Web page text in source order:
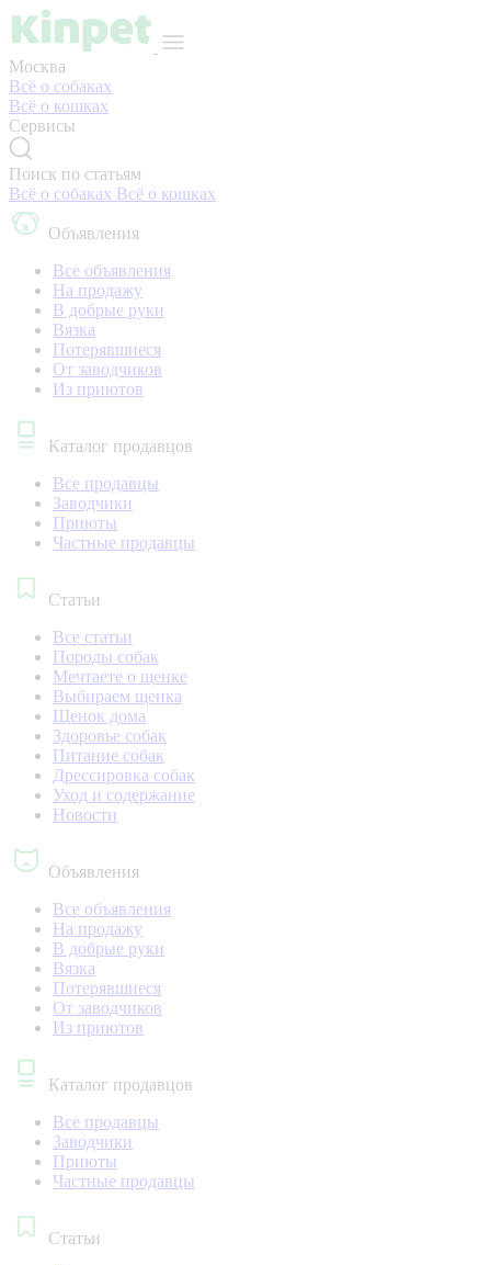
Москва
Всё о собаках
Всё о кошках
Сервисы
Поиск по статьям
Всё о собаках Всё о кошках
Объявления
Все объявления
На продажу
В добрые руки
Вязка
Потерявшиеся
От заводчиков
Из приютов
Каталог продавцов
Все продавцы
Заводчики
Приюты
Частные продавцы
Статьи
Все статьи
Породы собак
Мечтаете о щенке
Выбираем щенка
Щенок дома
Здоровье собак
Питание собак
Дрессировка собак
Уход и содержание
Новости
Объявления
Все объявления
На продажу
В добрые руки
Вязка
Потерявшиеся
От заводчиков
Из приютов
Каталог продавцов
Все продавцы
Заводчики
Приюты
Частные продавцы
Статьи